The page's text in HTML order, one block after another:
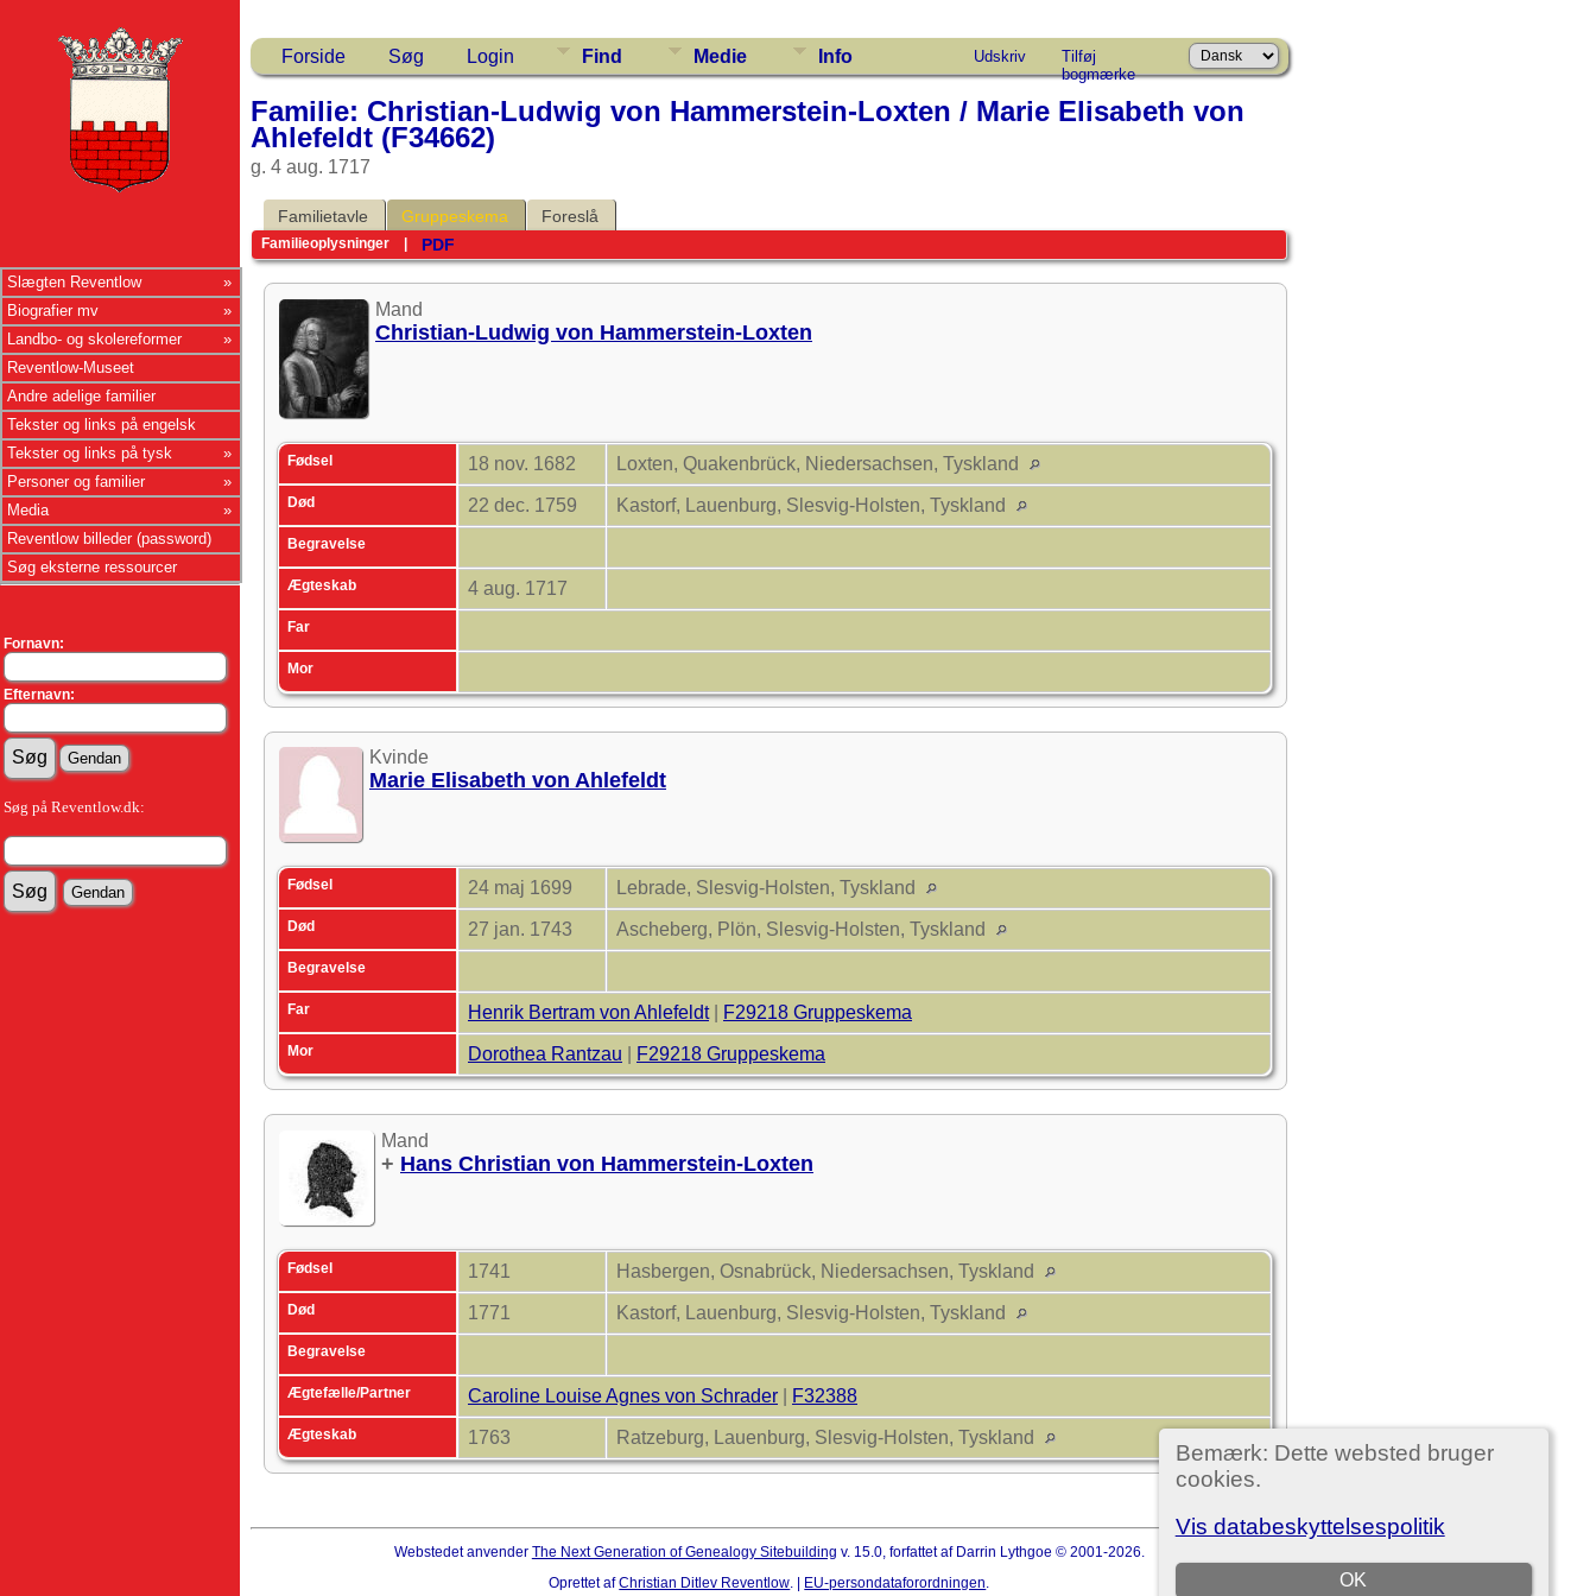
Slægten Reventlow
Biografier mv
Landbo- og skolereformer
Reventlow-Museet
Andre adelige familier
Tekster og links på engelsk
Tekster og links på tysk
Personer og familier
Media
Reventlow billeder (password)
Søg eksterne ressourcer
Fornavn:
Efternavn:
Søg på Reventlow.dk:
Forside Søg Login Find Medie Info Udskriv
Tilføj
bogmærke
Bemærk: Dette websted bruger
cookies.
Vis databeskyttelsespolitik
OK
Familie: Christian-Ludwig von Hammerstein-Loxten / Marie Elisabeth von
Ahlefeldt (F34662)
g. 4 aug. 1717
Familietavle Gruppeskema Foreslå
Familieoplysninger PDF
Mand
Christian-Ludwig von Hammerstein-Loxten
Fødsel 18 nov. 1682 Loxten, Quakenbrück, Niedersachsen, Tyskland
Død 22 dec. 1759 Kastorf, Lauenburg, Slesvig-Holsten, Tyskland
Begravelse
Ægteskab 4 aug. 1717
Far
Mor
Kvinde
Marie Elisabeth von Ahlefeldt
Fødsel 24 maj 1699 Lebrade, Slesvig-Holsten, Tyskland
Død 27 jan. 1743 Ascheberg, Plön, Slesvig-Holsten, Tyskland
Begravelse
Far Henrik Bertram von Ahlefeldt| F29218 Gruppeskema
Mor Dorothea Rantzau F29218 Gruppeskema
Mand
+ Hans Christian von Hammerstein-Loxten
Fødsel 1741 Hasbergen, Osnabrück, Niedersachsen, Tyskland
Død 1771 Kastorf, Lauenburg, Slesvig-Holsten, Tyskland
Begravelse
Ægtefælle/Partner Caroline Louise Agnes von Schrader F32388
Ægteskab 1763 Ratzeburg, Lauenburg, Slesvig-Holsten, Tyskland
Webstedet anvender The Next Generation of Genealogy Sitebuilding v. 15.0, forfattet af Darrin Lythgoe © 2001-2026.
Oprettet afChristian Ditlev Reventlow. | EU-persondataforordningen.